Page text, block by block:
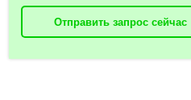
Отправить запрос сейчас